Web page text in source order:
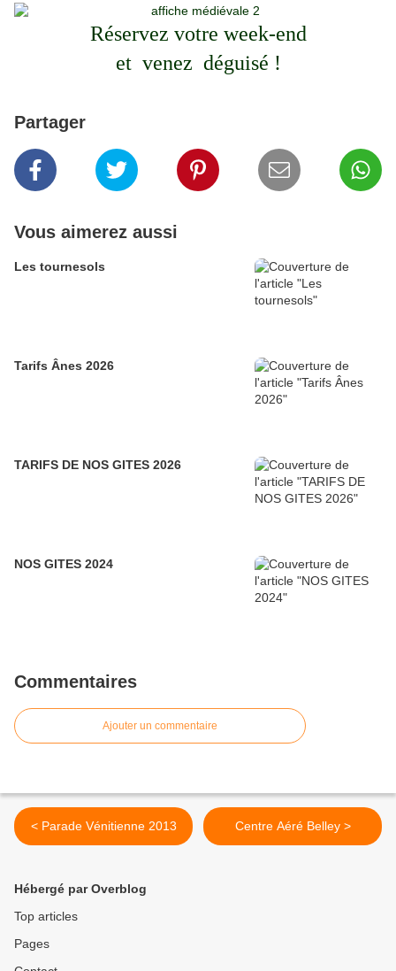
Réservez votre week-end
et venez déguisé !
Partager
Vous aimerez aussi
Les tournesols
Tarifs Ânes 2026
TARIFS DE NOS GITES 2026
NOS GITES 2024
Commentaires
Ajouter un commentaire
< Parade Vénitienne 2013 Centre Aéré Belley >
Hébergé par Overblog
Top articles
Pages